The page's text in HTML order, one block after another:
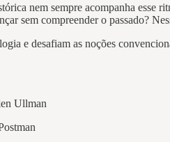
nem sempre acompanha esse
sem compreender o passado?
e desafiam as noções
Ullman